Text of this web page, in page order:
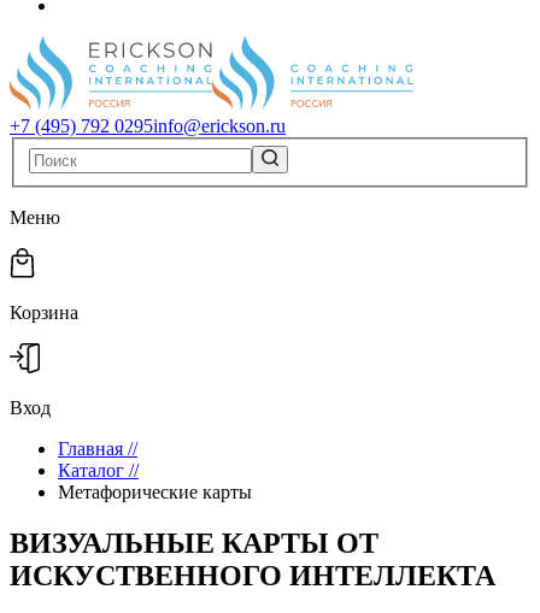
+7 (495) 792 0295info@erickson.ru
Меню
Корзина
Вход
Главная //
Каталог //
Метафорические карты
ВИЗУАЛЬНЫЕ КАРТЫ ОТ
ИСКУСТВЕННОГО ИНТЕЛЛЕКТА